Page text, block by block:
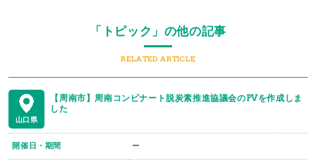
「トピック」の他の記事
RELATED ARTICLE
山口県
【周南市】周南コンビナート脱炭素推進協議会のPVを作成しま
した
開催日・期間 ー